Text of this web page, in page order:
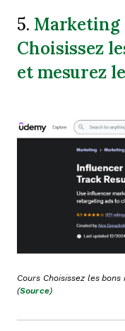
5. Marketing
Choisissez
et mesurez
Cours Choisissez les
(Source)